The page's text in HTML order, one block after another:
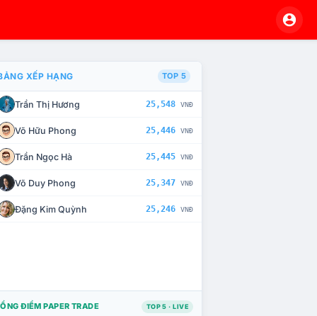
CHẾ TÀI XỬ LÝ VI PHẠM
XẾP HẠNG TOP 5
Trần Thị Hương 25,548 VNĐ
Võ Hữu Phong 25,446 VNĐ
Trần Ngọc Hà 25,445 VNĐ
Võ Duy Phong 25,347 VNĐ
Đặng Kim Quỳnh 25,246 VNĐ
ĐIỂM PAPER TRADE TOP 5 · LIVE